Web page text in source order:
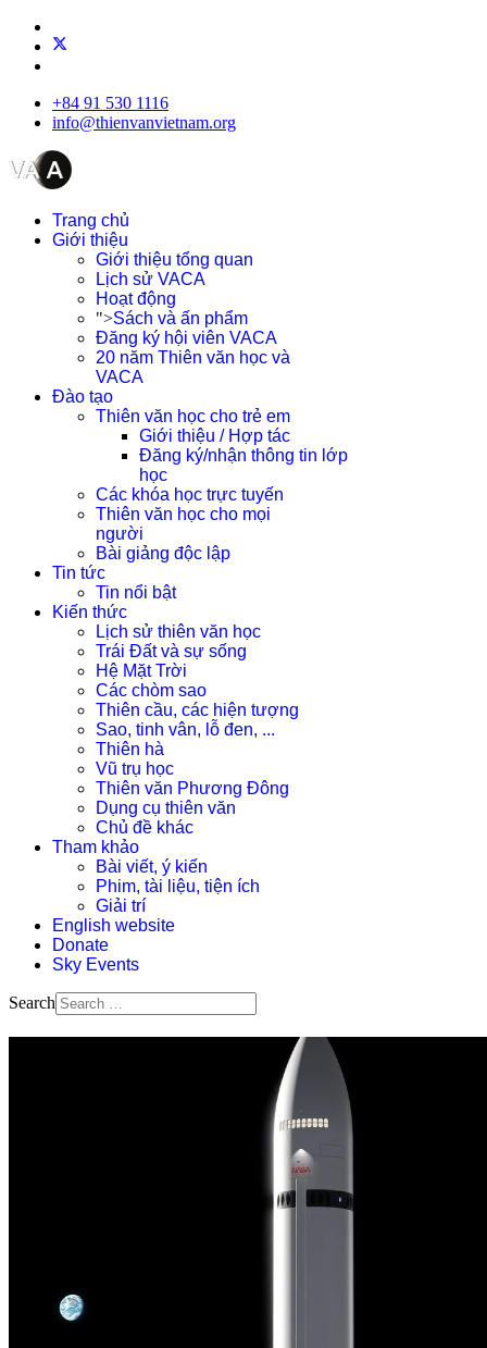
+84 91 530 1116
info@thienvanvietnam.org
Trang chủ
Giới thiệu
Giới thiệu tổng quan
Lịch sử VACA
Hoạt động
">Sách và ấn phẩm
Đăng ký hội viên VACA
20 năm Thiên văn học và
VACA
Đào tạo
Thiên văn học cho trẻ em
Giới thiệu / Hợp tác
Đăng ký/nhận thông tin lớp
học
Các khóa học trực tuyến
Thiên văn học cho mọi
người
Bài giảng độc lập
Tin tức
Tin nổi bật
Kiến thức
Lịch sử thiên văn học
Trái Đất và sự sống
Hệ Mặt Trời
Các chòm sao
Thiên cầu, các hiện tượng
Sao, tinh vân, lỗ đen, ...
Thiên hà
Vũ trụ học
Thiên văn Phương Đông
Dụng cụ thiên văn
Chủ đề khác
Tham khảo
Bài viết, ý kiến
Phim, tài liệu, tiện ích
Giải trí
English website
Donate
Sky Events
Search